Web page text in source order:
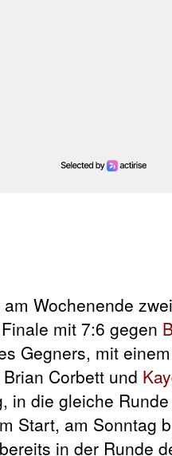
Wochenende
mit 7:6 gegen
Gegners, mit
Corbett und
in die gleiche
Start, am Sonntag
in der Runde